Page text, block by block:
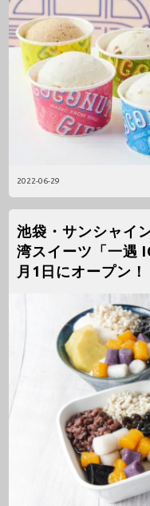
2022-06-29
池袋・サンシャイ
湾スイーツ「一遇
月1日にオープン！